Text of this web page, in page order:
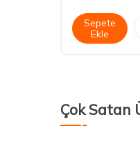
Sepete
Ekle
Çok Satan